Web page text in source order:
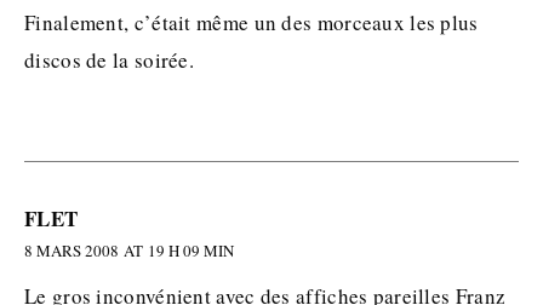
Finalement, c’était même un des morceaux les plus
discos de la soirée.
FLET
8 MARS 2008 AT 19 H 09 MIN
Le gros inconvénient avec des affiches pareilles Franz